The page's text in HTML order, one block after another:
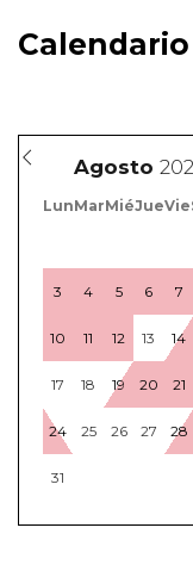
Agosto
LunMarMiéJueVie
3 4 5 6 7
10 11 12 13 14
17 18 19 20 21
24 25 26 27 28
31